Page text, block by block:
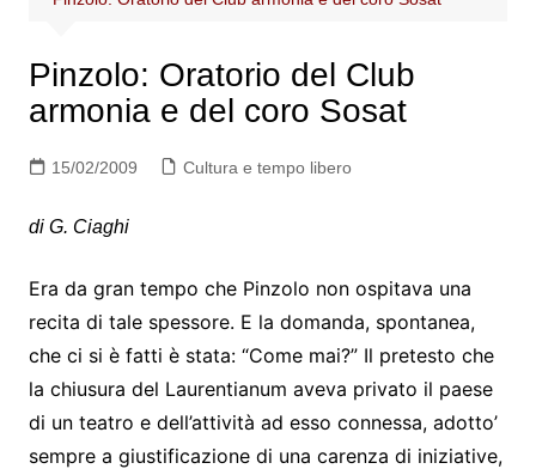
Pinzolo: Oratorio del Club
armonia e del coro Sosat
15/02/2009 Cultura e tempo libero
di G. Ciaghi
Era da gran tempo che Pinzolo non ospitava una
recita di tale spessore. E la domanda, spontanea,
che ci si è fatti è stata: “Come mai?” Il pretesto che
la chiusura del Laurentianum aveva privato il paese
di un teatro e dell’attività ad esso connessa, adotto’
sempre a giustificazione di una carenza di iniziative,